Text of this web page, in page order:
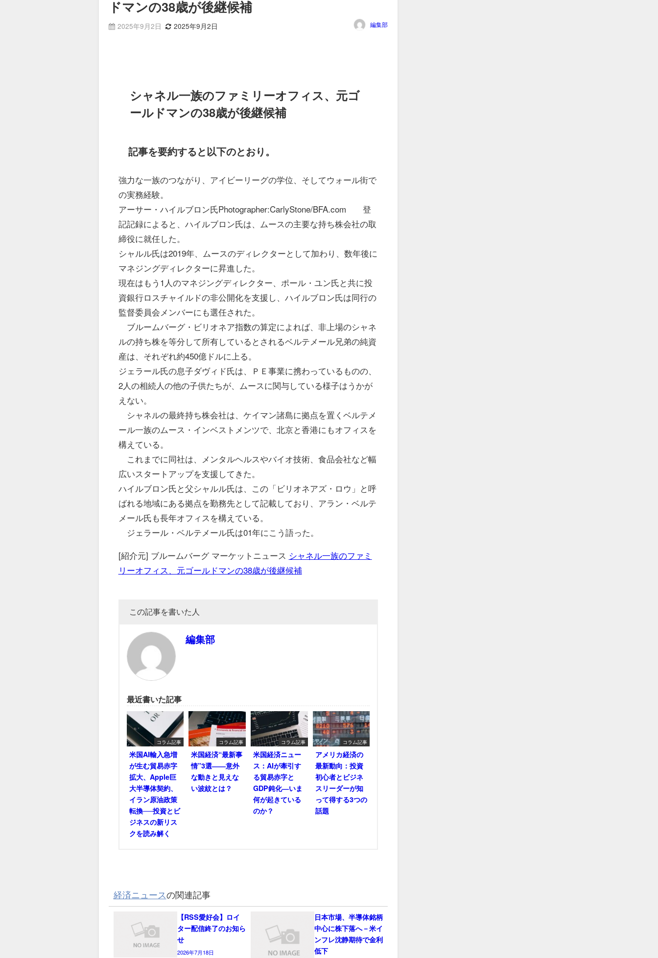
ドマンの38歳が後継候補
2025年9月2日 2025年9月2日 編集部
シャネル一族のファミリーオフィス、元ゴ
ールドマンの38歳が後継候補
記事を要約すると以下のとおり。
強力な一族のつながり、アイビーリーグの学位、そしてウォール街で
の実務経験。
アーサー・ハイルブロン氏Photographer:CarlyStone/BFA.com 登
記記録によると、ハイルブロン氏は、ムースの主要な持ち株会社の取
締役に就任した。
シャルル氏は2019年、ムースのディレクターとして加わり、数年後に
マネジングディレクターに昇進した。
現在はもう1人のマネジングディレクター、ポール・ユン氏と共に投
資銀行ロスチャイルドの非公開化を支援し、ハイルブロン氏は同行の
監督委員会メンバーにも選任された。
ブルームバーグ・ビリオネア指数の算定によれば、非上場のシャネ
ルの持ち株を等分して所有しているとされるベルテメール兄弟の純資
産は、それぞれ約450億ドルに上る。
ジェラール氏の息子ダヴィド氏は、ＰＥ事業に携わっているものの、
2人の相続人の他の子供たちが、ムースに関与している様子はうかが
えない。
シャネルの最終持ち株会社は、ケイマン諸島に拠点を置くベルテメ
ール一族のムース・インベストメンツで、北京と香港にもオフィスを
構えている。
これまでに同社は、メンタルヘルスやバイオ技術、食品会社など幅
広いスタートアップを支援してきた。
ハイルブロン氏と父シャルル氏は、この「ビリオネアズ・ロウ」と呼
ばれる地域にある拠点を勤務先として記載しており、アラン・ベルテ
メール氏も長年オフィスを構えている。
ジェラール・ベルテメール氏は01年にこう語った。
[紹介元] ブルームバーグ マーケットニュース シャネル一族のファミ
リーオフィス、元ゴールドマンの38歳が後継候補
この記事を書いた人
編集部
最近書いた記事
コラム記事
米国AI輸入急増
が生む貿易赤字
拡大、Apple巨
大半導体契約、
イラン原油政策
転換──投資とビ
ジネスの新リス
クを読み解く
コラム記事
米国経済“最新事
情”3選――意外
な動きと見えな
い波紋とは？
コラム記事
米国経済ニュー
ス：AIが牽引す
る貿易赤字と
GDP鈍化―いま
何が起きている
のか？
コラム記事
アメリカ経済の
最新動向：投資
初心者とビジネ
スリーダーが知
って得する3つの
話題
経済ニュースの関連記事
【RSS愛好会】ロイ
ター配信終了のお知ら
せ
2026年7月18日
日本市場、半導体銘柄
中心に株下落へ－米イ
ンフレ沈静期待で金利
低下